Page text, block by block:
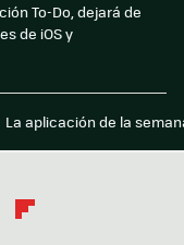
To-Do, dejará de
de iOS y
La aplicación de la